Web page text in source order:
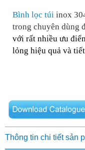
Bình lọc túi inox
trong chuyên dùng
với rất nhiều ưu
lỏng hiệu quả và
Thông tin chi tiết sản